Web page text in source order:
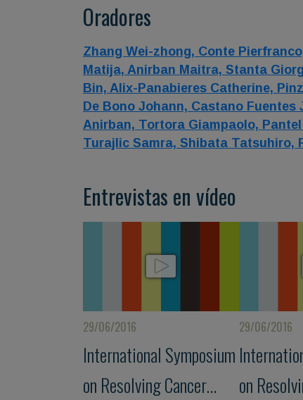
Oradores
Zhang Wei-zhong, Conte
Matija, Anirban Maitra, Stanta
Bin, Alix-Panabieres Catherine,
De Bono Johann, Castano Fuentes
Anirban, Tortora Giampaolo,
Turajlic Samra, Shibata Tatsuhiro,
Entrevistas en vídeo
29/06/2016
International Symposium
on Resolving Cancer
29/06/2016
on